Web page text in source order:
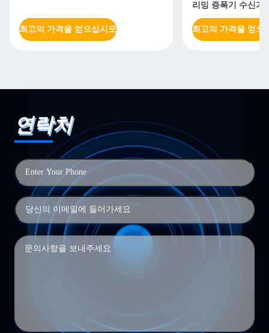
최고의 가격을 얻으십시오
리밍 증폭기 수신기
최고의 가격을 얻으
연락처